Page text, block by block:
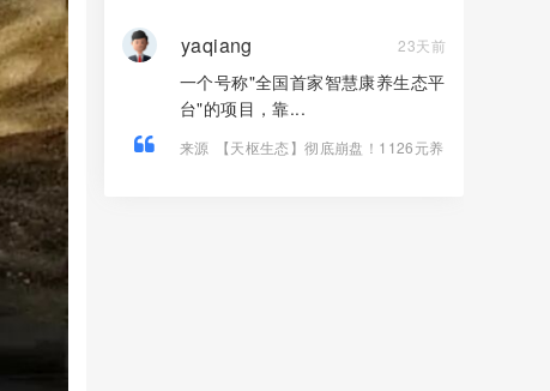
yaqiang 23天前
一个号称"全国首家智慧康养生态平
台"的项目，靠...
来源
【天枢生态】彻底崩盘！1126元养